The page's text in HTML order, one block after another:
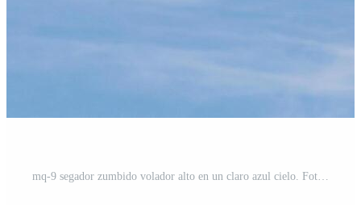
mq-9 segador zumbido volador alto en un claro azul cielo. Foto Gratis